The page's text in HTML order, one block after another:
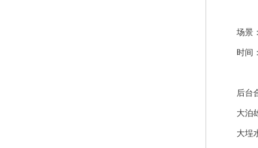
场景：
时间：
后台合
大泊雄
大埕水